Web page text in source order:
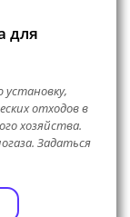
для
отходов в
хозяйства.
Задаться